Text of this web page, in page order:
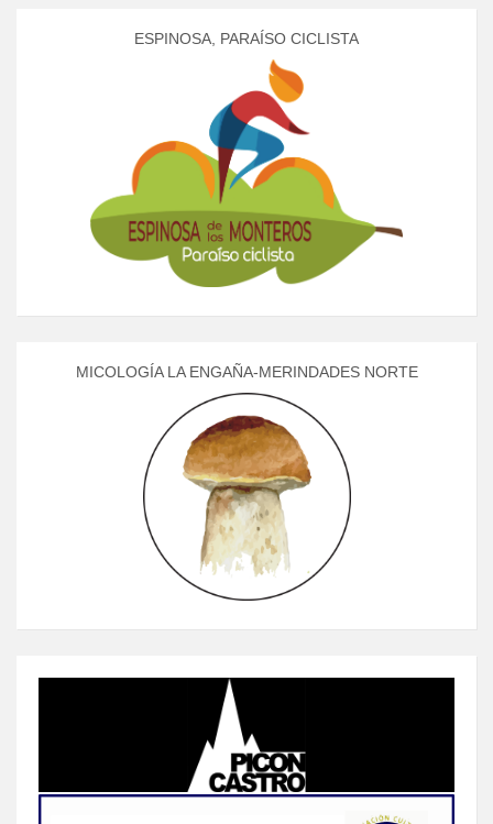
ESPINOSA, PARAÍSO CICLISTA
MICOLOGÍA LA ENGAÑA-MERINDADES NORTE